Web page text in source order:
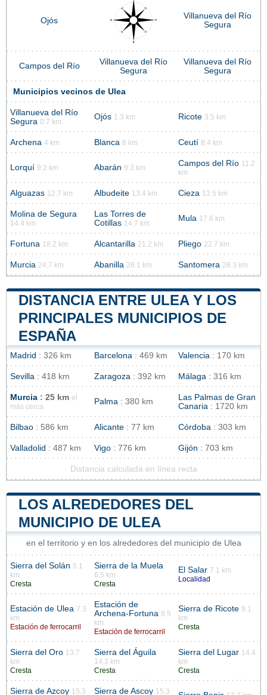
Ojós
Villanueva del Río
Segura
Campos del Río
Villanueva del Río
Segura
Villanueva del Río
Segura
Municipios vecinos de Ulea
Villanueva del Río
Segura 0.7 km
Ojós 1.3 km Ricote 3.5 km
Archena 4 km Blanca 6 km Ceutí 8.4 km
Lorquí 9.2 km Abarán 9.3 km Campos del Río 11.2
km
Alguazas 12.7 km Albudeite 13.4 km Cieza 13.5 km
Molina de Segura
14.4 km
Las Torres de
Cotillas 14.7 km
Mula 17.6 km
Fortuna 18.2 km Alcantarilla 21.2 km Pliego 22.7 km
Murcia 24.7 km Abanilla 26.1 km Santomera 26.3 km
DISTANCIA ENTRE ULEA Y LOS
PRINCIPALES MUNICIPIOS DE
ESPAÑA
Madrid : 326 km Barcelona : 469 km Valencia : 170 km
Sevilla : 418 km Zaragoza : 392 km Málaga : 316 km
Murcia : 25 km el
más cerca
Palma : 380 km
Las Palmas de Gran
Canaria : 1720 km
Bilbao : 586 km Alicante : 77 km Córdoba : 303 km
Valladolid : 487 km Vigo : 776 km Gijón : 703 km
Distancia calculada en línea recta
LOS ALREDEDORES DEL
MUNICIPIO DE ULEA
en el territorio y en los alrededores del municipio de Ulea
Sierra del Solán 5.1
km
Cresta
Sierra de la Muela
6.5 km
Cresta
El Salar 7.1 km
Localidad
Estación de Ulea 7.3
km
Estación de ferrocarril
Estación de
Archena-Fortuna 8.5
km
Estación de ferrocarril
Sierra de Ricote 9.1
km
Cresta
Sierra del Oro 13.7
km
Cresta
Sierra del Águila
14.3 km
Cresta
Sierra del Lugar 14.4
km
Cresta
Sierra de Azcoy 15.3
Sierra de Ascoy 15.3